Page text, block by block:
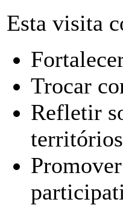
Esta visita
Trocar
Refletir